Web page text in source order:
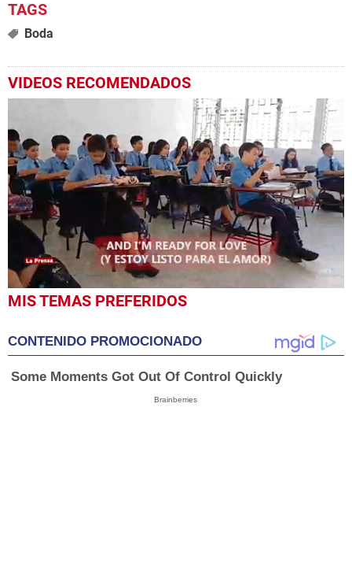
Boda
VIDEOS RECOMENDADOS
0
seconds
minutes,
18
seconds
MIS TEMAS PREFERIDOS
CONTENIDO PROMOCIONADO
Some Moments Got Out Of Control Quickly
Brainberries